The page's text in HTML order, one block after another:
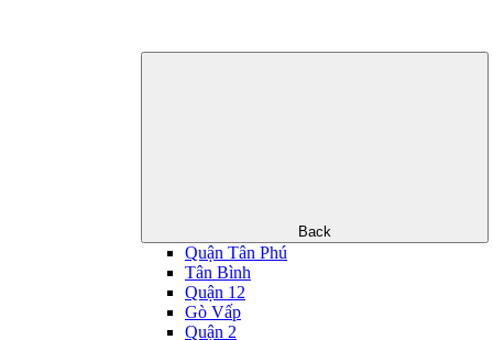
Back
Quận Tân Phú
Tân Bình
Quận 12
Gò Vấp
Quận 2